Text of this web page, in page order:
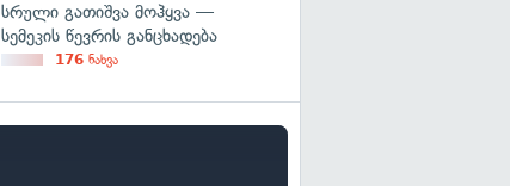
სრული გათიშვა მოჰყვა —
სემეკის წევრის განცხადება
176 ნახვა